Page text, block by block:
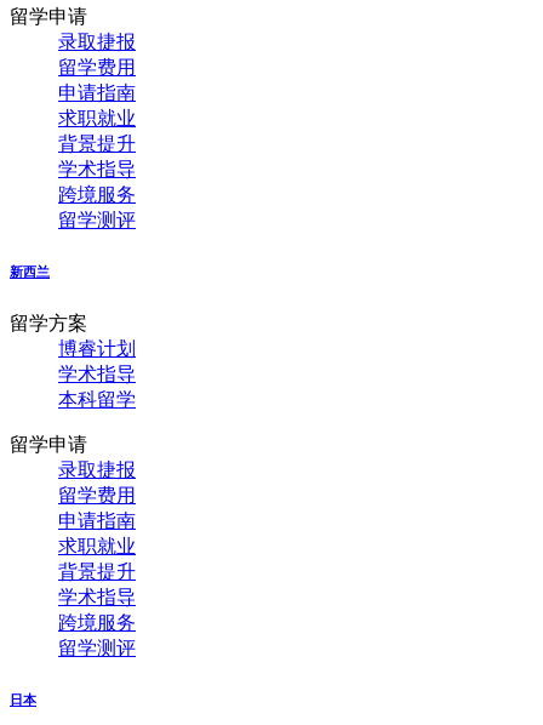
留学申请
录取捷报
留学费用
申请指南
求职就业
背景提升
学术指导
跨境服务
留学测评
新西兰
留学方案
博睿计划
学术指导
本科留学
留学申请
录取捷报
留学费用
申请指南
求职就业
背景提升
学术指导
跨境服务
留学测评
日本